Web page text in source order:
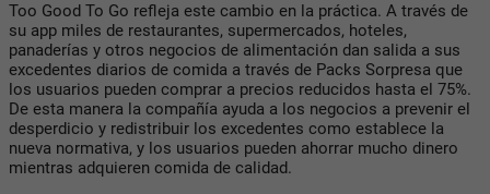
Too Good To Go refleja este cambio en la práctica. A través de
su app miles de restaurantes, supermercados, hoteles,
panaderías y otros negocios de alimentación dan salida a sus
excedentes diarios de comida a través de Packs Sorpresa que
los usuarios pueden comprar a precios reducidos hasta el 75%.
De esta manera la compañía ayuda a los negocios a prevenir el
desperdicio y redistribuir los excedentes como establece la
nueva normativa, y los usuarios pueden ahorrar mucho dinero
mientras adquieren comida de calidad.